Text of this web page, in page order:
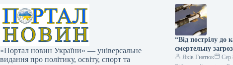
«Портал новин України» — універсальне
видання про політику, освіту, спорт та
“Від пострілу до
смертельну
Яків Гнатюк
Сер